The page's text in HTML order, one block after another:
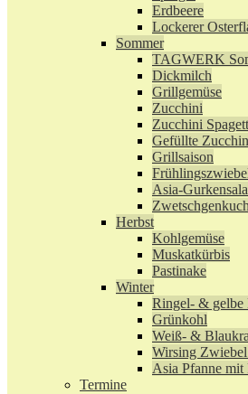
Erdbeere
Lockerer
Sommer
TAGWERK
Dickmilch
Grillgemüse
Zucchini
Zucchini
Gefüllte
Grillsaison
Asia-
Herbst
Kohlgemüse
Muskatkürbis
Pastinake
Winter
Ringel- & gelbe
Grünkohl
Weiß- &
Wirsing
Asia Pfanne mit
Termine